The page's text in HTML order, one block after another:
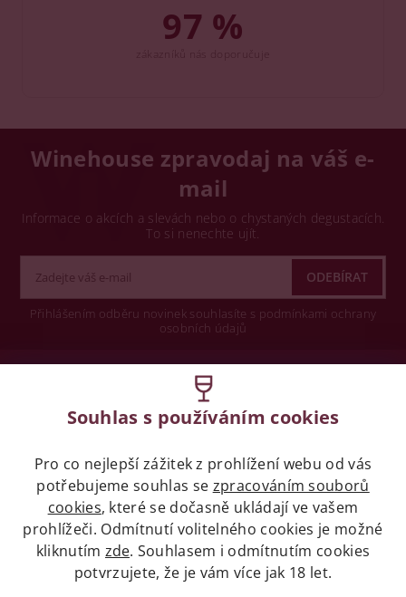
97 %
Winehouse zpravodaj na váš e-
mail
Informace o akcích a slevách nebo o chystaných degustacích.
To si nenechte ujít.
Přihlášením odběru novinek souhlasíte s podmínkami ochrany
osobních údajů
Legislativa
Zákaz prodeje alkoholických nápojů osobám
mladších 18 let.
Naše služby
Souhlas s používáním cookies
Pro co nejlepší zážitek z prohlížení webu od vás
potřebujeme souhlas se zpracováním souborů
cookies, které se dočasně ukládají ve vašem
prohlížeči. Odmítnutí volitelného cookies je možné
kliknutím zde. Souhlasem i odmítnutím cookies
potvrzujete, že je vám více jak 18 let.